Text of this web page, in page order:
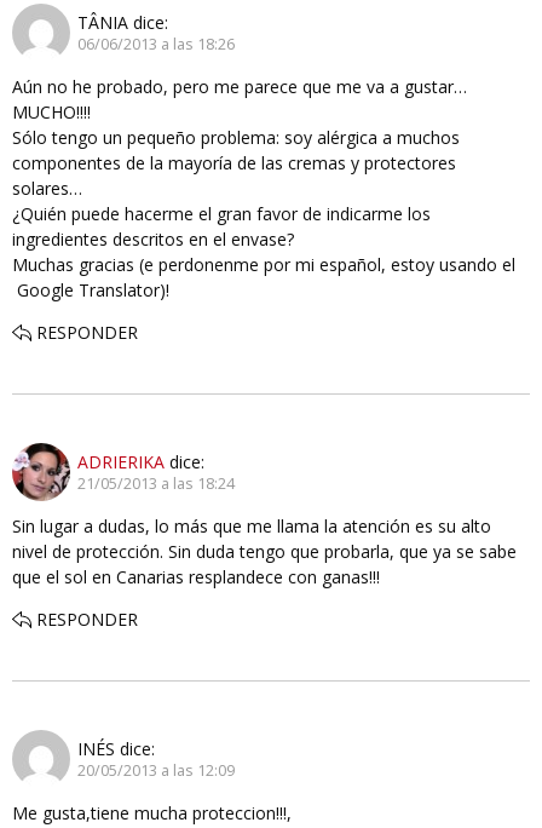
TÂNIA dice:
06/06/2013 a las 18:26
Aún no he probado, pero me parece que me va a gustar…
MUCHO!!!!
Sólo tengo un pequeño problema: soy alérgica a muchos
componentes de la mayoría de las cremas y protectores
solares…
¿Quién puede hacerme el gran favor de indicarme los
ingredientes descritos en el envase?
Muchas gracias (e perdonenme por mi español, estoy usando el
Google Translator)!
RESPONDER
ADRIERIKA dice:
21/05/2013 a las 18:24
Sin lugar a dudas, lo más que me llama la atención es su alto
nivel de protección. Sin duda tengo que probarla, que ya se sabe
que el sol en Canarias resplandece con ganas!!!
RESPONDER
INÉS dice:
20/05/2013 a las 12:09
Me gusta,tiene mucha proteccion!!!,